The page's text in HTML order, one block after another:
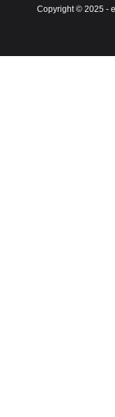
Copyright © 2025 -